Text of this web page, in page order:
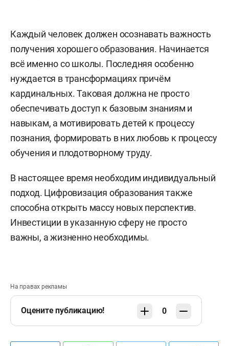
Каждый человек должен осознавать важность
получения хорошего образования. Начинается
всё именно со школы. Последняя особенно
нуждается в трансформациях причём
кардинальных. Таковая должна не просто
обеспечивать доступ к базовым знаниям и
навыкам, а мотивировать детей к процессу
познания, формировать в них любовь к процессу
обучения и плодотворному труду.
В настоящее время необходим индивидуальный
подход. Цифровизация образования также
способна открыть массу новых перспектив.
Инвестиции в указанную сферу не просто
важны, а жизненно необходимы.
На правах рекламы
Оцените публикацию! 0